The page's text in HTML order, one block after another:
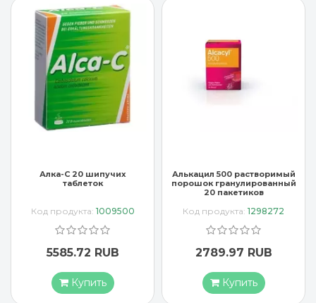
Алькацил 500 растворимый
порошок гранулированный
Код продукта:1298272
2789.97 RUB
Купить
Ацеталгин 125 мг 10
суппозиториев
Код продукта:1379591
1500.89 RUB
Купить